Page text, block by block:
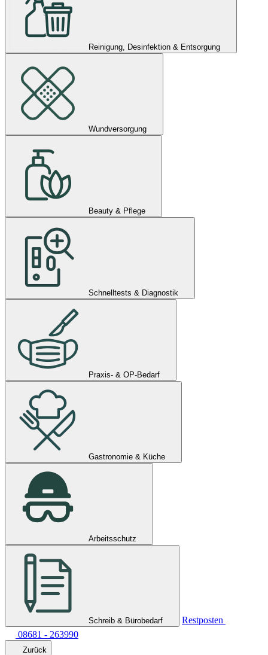
Reinigung, Desinfektion & Entsorgung
Wundversorgung
Beauty & Pflege
Schnelltests & Diagnostik
Praxis- & OP-Bedarf
Gastronomie & Küche
Arbeitsschutz
Schreib & Bürobedarf
Restposten
08681 - 263990
Zurück